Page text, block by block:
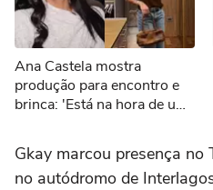
Ana Castela mostra
produção para encontro e
brinca: 'Está na hora de um
Gkay marcou presença no
no autódromo de